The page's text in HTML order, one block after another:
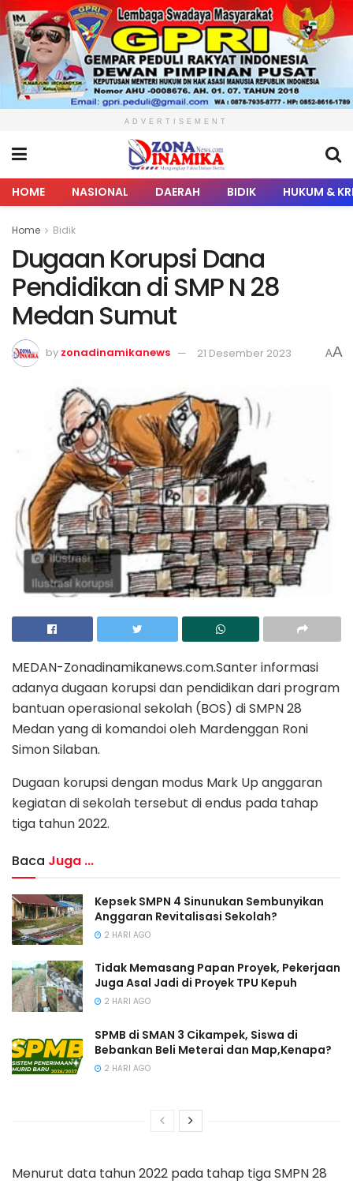
ADVERTISEMENT
HOME NASIONAL DAERAH BIDIK HUKUM &
Home Bidik
Dugaan Korupsi Dana
Pendidikan di SMP N 28
Medan Sumut
by zonadinamikanews 21 Desember 2023 AA
MEDAN-Zonadinamikanews.com.Santer informasi
adanya dugaan korupsi dan pendidikan dari program
bantuan operasional sekolah (BOS) di SMPN 28
Medan yang di komandoi oleh Mardenggan Roni
Simon Silaban.
Dugaan korupsi dengan modus Mark Up anggaran
kegiatan di sekolah tersebut di endus pada tahap
tiga tahun 2022.
Baca Juga ...
Kepsek SMPN 4 Sinunukan Sembunyikan
Anggaran Revitalisasi Sekolah?
2 HARI AGO
Tidak Memasang Papan Proyek, Pekerjaan
Juga Asal Jadi di Proyek TPU Kepuh
2 HARI AGO
SPMB di SMAN 3 Cikampek, Siswa di
Bebankan Beli Meterai dan Map,Kenapa?
2 HARI AGO
Menurut data tahun 2022 pada tahap tiga SMPN 28